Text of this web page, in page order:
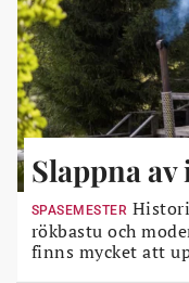
Slappna
SPASEMESTER
rökbastu och
finns mycket att